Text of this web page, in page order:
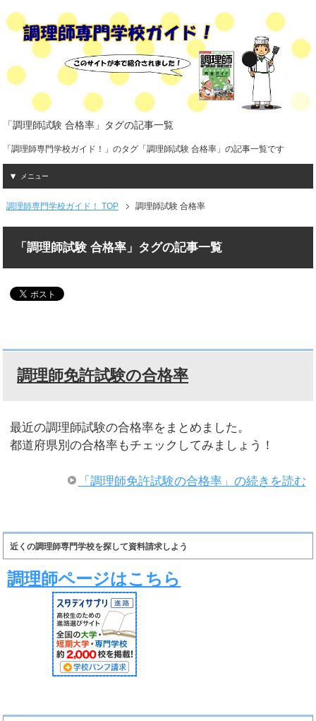
「調理師試験 合格率」タグの記事一覧
「調理師専門学校ガイド！」のタグ「調理師試験 合格率」の記事一覧です
メニュー
調理師専門学校ガイド！ TOP 調理師試験 合格率
「調理師試験 合格率」タグの記事一覧
調理師免許試験の合格率
最近の調理師試験の合格率をまとめました。
都道府県別の合格率もチェックしてみましょう！
「調理師免許試験の合格率」の続きを読む
近くの調理師専門学校を探して資料請求しよう
調理師ページはこちら